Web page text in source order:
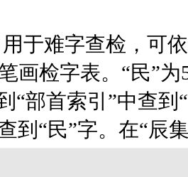
难字查检，可依
画检字表。“民”
“部首索引”中查到
到“民”字。在“辰